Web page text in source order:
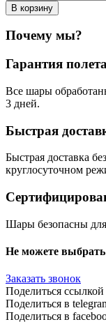
В корзину
Почему мы?
Гарантия
Все шары
3 дней.
Быстрая
Быстрая доставка
круглосуточном
Шары безопасны
Не можете
Заказать звонок
Поделиться ссылкой
Поделиться в
Поделиться в